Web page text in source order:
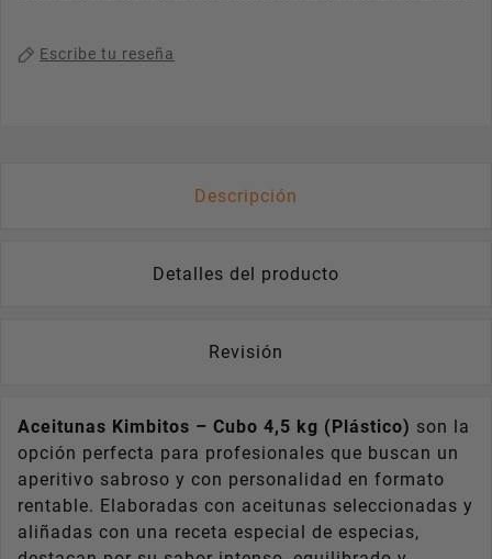
Escribe tu reseña
Descripción
Detalles del producto
Revisión
Aceitunas Kimbitos – Cubo 4,5 kg (Plástico) son la
opción perfecta para profesionales que buscan un
aperitivo sabroso y con personalidad en formato
rentable. Elaboradas con aceitunas seleccionadas y
aliñadas con una receta especial de especias,